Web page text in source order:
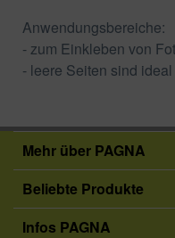
Anwendungsbereiche:
- zum Einkleben von
- leere Seiten sind
Mehr über PAGNA
Beliebte Produkte
Infos PAGNA